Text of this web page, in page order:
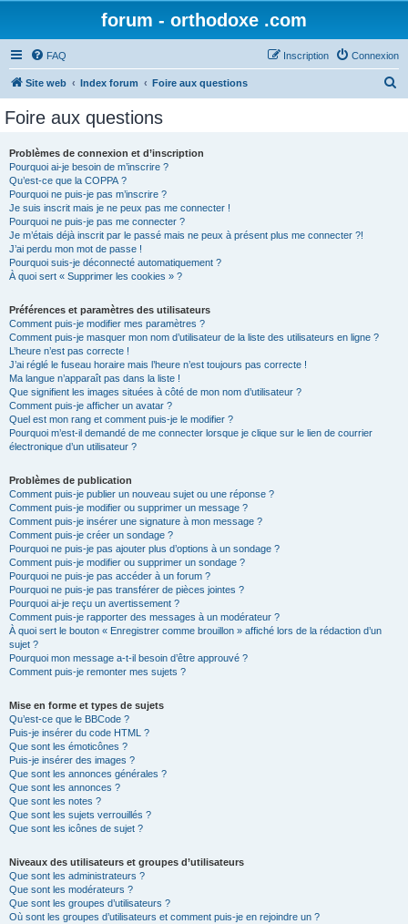
forum - orthodoxe .com
FAQ Connexion
Inscription
Site web Index forum Foire aux questions
Foire aux questions
Problèmes de connexion et d’inscription
Pourquoi ai-je besoin de m’inscrire ?
Qu’est-ce que la COPPA ?
Pourquoi ne puis-je pas m’inscrire ?
Je suis inscrit mais je ne peux pas me connecter !
Pourquoi ne puis-je pas me connecter ?
Je m’étais déjà inscrit par le passé mais ne peux à présent plus me connecter ?!
J’ai perdu mon mot de passe !
Pourquoi suis-je déconnecté automatiquement ?
À quoi sert « Supprimer les cookies » ?
Préférences et paramètres des utilisateurs
Comment puis-je modifier mes paramètres ?
Comment puis-je masquer mon nom d’utilisateur de la liste des utilisateurs en ligne ?
L’heure n’est pas correcte !
J’ai réglé le fuseau horaire mais l’heure n’est toujours pas correcte !
Ma langue n’apparaît pas dans la liste !
Que signifient les images situées à côté de mon nom d’utilisateur ?
Comment puis-je afficher un avatar ?
Quel est mon rang et comment puis-je le modifier ?
Pourquoi m’est-il demandé de me connecter lorsque je clique sur le lien de courrier
électronique d’un utilisateur ?
Problèmes de publication
Comment puis-je publier un nouveau sujet ou une réponse ?
Comment puis-je modifier ou supprimer un message ?
Comment puis-je insérer une signature à mon message ?
Comment puis-je créer un sondage ?
Pourquoi ne puis-je pas ajouter plus d’options à un sondage ?
Comment puis-je modifier ou supprimer un sondage ?
Pourquoi ne puis-je pas accéder à un forum ?
Pourquoi ne puis-je pas transférer de pièces jointes ?
Pourquoi ai-je reçu un avertissement ?
Comment puis-je rapporter des messages à un modérateur ?
À quoi sert le bouton « Enregistrer comme brouillon » affiché lors de la rédaction d’un
sujet ?
Pourquoi mon message a-t-il besoin d’être approuvé ?
Comment puis-je remonter mes sujets ?
Mise en forme et types de sujets
Qu’est-ce que le BBCode ?
Puis-je insérer du code HTML ?
Que sont les émoticônes ?
Puis-je insérer des images ?
Que sont les annonces générales ?
Que sont les annonces ?
Que sont les notes ?
Que sont les sujets verrouillés ?
Que sont les icônes de sujet ?
Niveaux des utilisateurs et groupes d’utilisateurs
Que sont les administrateurs ?
Que sont les modérateurs ?
Que sont les groupes d’utilisateurs ?
Où sont les groupes d’utilisateurs et comment puis-je en rejoindre un ?